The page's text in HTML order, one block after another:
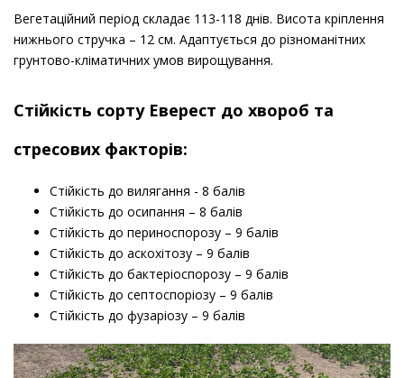
Вегетаційний період складає 113-118 днів. Висота кріплення
нижнього стручка – 12 см. Адаптується до різноманітних
грунтово-кліматичних умов вирощування.
Стійкість сорту Еверест до хвороб та
стресових факторів:
Стійкість до вилягання - 8 балів
Стійкість до осипання – 8 балів
Стійкість до периноспорозу – 9 балів
Стійкість до аскохітозу – 9 балів
Стійкість до бактеріоспорозу – 9 балів
Стійкість до септоспоріозу – 9 балів
Стійкість до фузаріозу – 9 балів